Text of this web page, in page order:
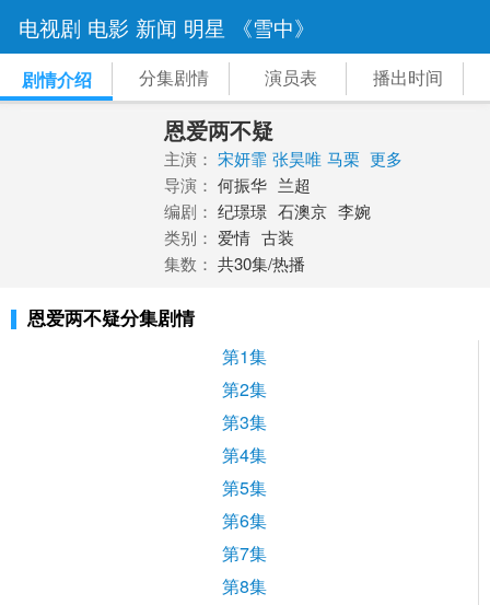
电视剧 电影 新闻 明星 《雪中》
剧情介绍 分集剧情 演员表 播出时间
恩爱两不疑
主演： 宋妍霏 张昊唯 马栗 更多
导演： 何振华 兰超
编剧： 纪璟璟 石澳京 李婉
类别： 爱情 古装
集数： 共30集/热播
恩爱两不疑分集剧情
第1集
第2集
第3集
第4集
第5集
第6集
第7集
第8集